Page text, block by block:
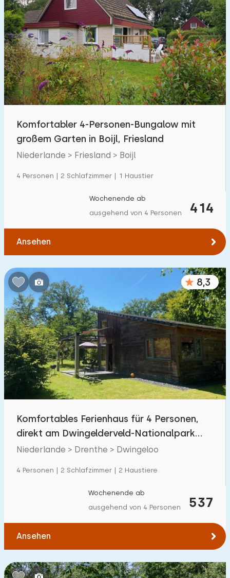
Komfortabler 4-Personen-Bungalow mit
großem Garten in Boijl, Friesland
Niederlande > Friesland > Boijl
4 Personen | 2 Schlafzimmer | 1 Haustier
414
Wochenende ab
ausgehend von 4 Personen
Ansehen
8,3
Komfortables Ferienhaus für 4 Personen,
direkt am Dwingelderveld-Nationalpark
gelegen.
Niederlande > Drenthe > Dwingeloo
4 Personen | 2 Schlafzimmer | 2 Haustiere
537
Wochenende ab
ausgehend von 4 Personen
Ansehen